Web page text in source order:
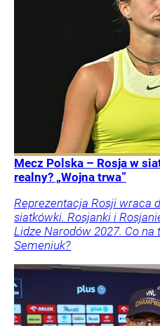
Mecz Polska – Rosja w
realny? „Wojna trwa”
Reprezentacja Rosji wraca
siatkówki. Rosjanki i
Lidze Narodów 2027. Co
Semeniuk?